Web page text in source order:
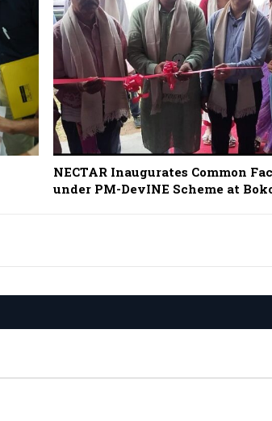
NECTAR Inaugurates Common
under PM-DevINE Scheme at